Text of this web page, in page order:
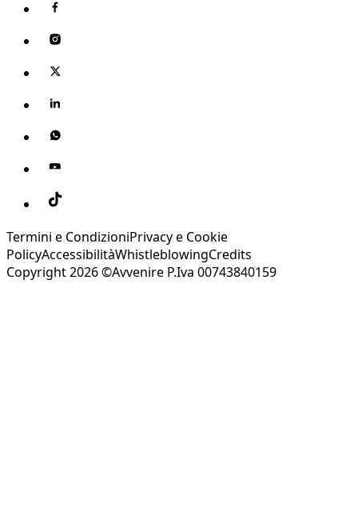
Termini e CondizioniPrivacy e Cookie
PolicyAccessibilitàWhistleblowingCredits
Copyright 2026 ©Avvenire P.Iva 00743840159